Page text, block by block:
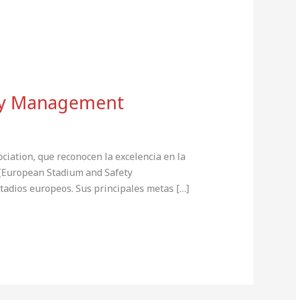
Management
que reconocen la excelencia en la
Stadium and Safety
europeos. Sus principales metas […]